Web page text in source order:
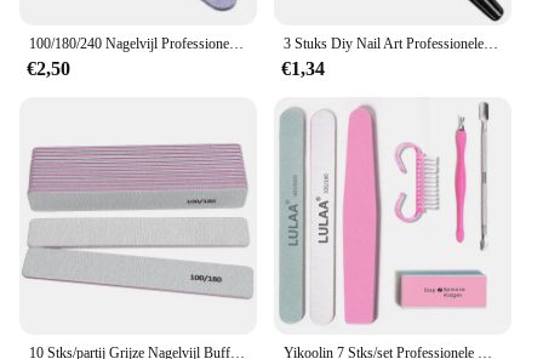
100/180/240 Nagelvijl Professionele 10 Stks/partij Draagbare Manicure Pedicure Alle Uv Gel Banaan Grey Pilniczek Doen Paznokci Wegwerp
€2,50
3 Stuks Diy Nail Art Professionele Nagelvijl Metalen Nagelvijl Dubbelzijdig Hoge Kwaliteit Nagelvijl Manicure Pedicure Schoonheid Gereedschap
€1,34